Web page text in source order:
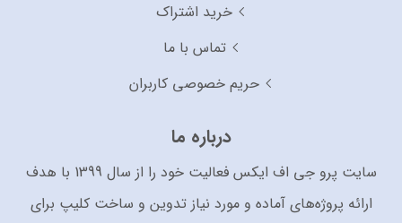
خرید اشتراک
تماس با ما
حریم خصوصی کاربران
درباره ما
سایت پرو جی اف ایکس فعالیت خود را از سال 1399 با هدف
ارائه پروژه‌های آماده و مورد نیاز تدوین و ساخت کلیپ برای